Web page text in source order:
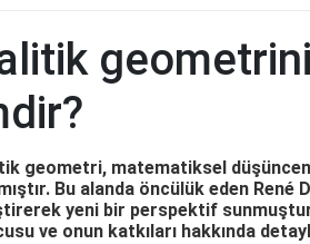
geometri, matematiksel
Bu alanda öncülük eden
yeni bir perspektif
ve onun katkıları hakkında